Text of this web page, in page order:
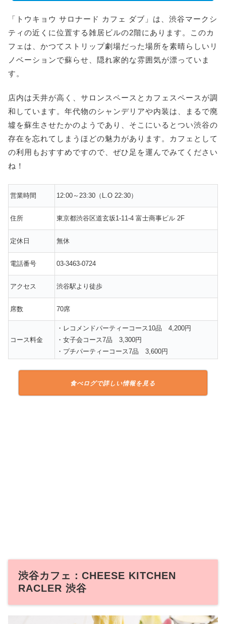
「トウキョウ サロナード カフェ ダブ」は、渋谷マークシ
ティの近くに位置する雑居ビルの2階にあります。このカ
フェは、かつてストリップ劇場だった場所を素晴らしいリ
ノベーションで蘇らせ、隠れ家的な雰囲気が漂っていま
す。
店内は天井が高く、サロンスペースとカフェスペースが調
和しています。年代物のシャンデリアや内装は、まるで廃
墟を蘇生させたかのようであり、そこにいるとつい渋谷の
存在を忘れてしまうほどの魅力があります。カフェとして
の利用もおすすめですので、ぜひ足を運んでみてください
ね！
営業時間 12:00～23:30（L.O 22:30）
住所 東京都渋谷区道玄坂1-11-4 富士商事ビル 2F
定休日 無休
電話番号 03-3463-0724
アクセス 渋谷駅より徒歩
席数 70席
コース料金
・レコメンドパーティーコース10品 4,200円
・女子会コース7品 3,300円
・プチパーティーコース7品 3,600円
食べログで詳しい情報を見る
渋谷カフェ：CHEESE KITCHEN
RACLER 渋谷